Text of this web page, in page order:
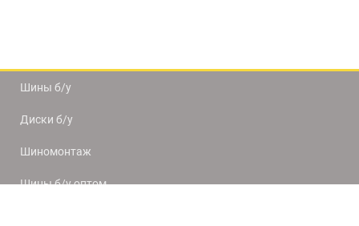
Шины б/у
Диски б/у
Шиномонтаж
Шины б/у оптом